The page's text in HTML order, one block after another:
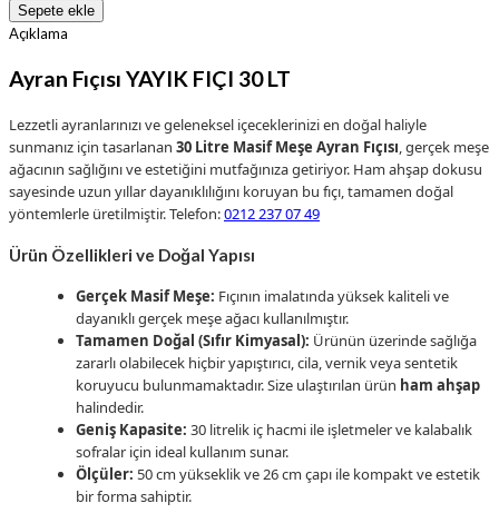
Sepete ekle
Açıklama
Ayran Fıçısı YAYIK FIÇI 30 LT
Lezzetli ayranlarınızı ve geleneksel içeceklerinizi en doğal haliyle
sunmanız için tasarlanan 30 Litre Masif Meşe Ayran Fıçısı, gerçek meşe
ağacının sağlığını ve estetiğini mutfağınıza getiriyor. Ham ahşap dokusu
sayesinde uzun yıllar dayanıklılığını koruyan bu fıçı, tamamen doğal
yöntemlerle üretilmiştir. Telefon:0212 237 07 49
Ürün Özellikleri ve Doğal Yapısı
Gerçek Masif Meşe: Fıçının imalatında yüksek kaliteli ve
dayanıklı gerçek meşe ağacı kullanılmıştır.
Tamamen Doğal (Sıfır Kimyasal): Ürünün üzerinde sağlığa
zararlı olabilecek hiçbir yapıştırıcı, cila, vernik veya sentetik
koruyucu bulunmamaktadır. Size ulaştırılan ürün ham ahşap
halindedir.
Geniş Kapasite: 30 litrelik iç hacmi ile işletmeler ve kalabalık
sofralar için ideal kullanım sunar.
Ölçüler: 50 cm yükseklik ve 26 cm çapı ile kompakt ve estetik
bir forma sahiptir.